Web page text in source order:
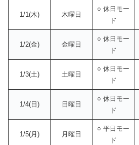
1/1(木) 木曜日
○ 休日モー
ド
1/2(金) 金曜日
○ 休日モー
ド
1/3(土) 土曜日
○ 休日モー
ド
1/4(日) 日曜日
○ 休日モー
ド
1/5(月) 月曜日
○ 平日モー
ド